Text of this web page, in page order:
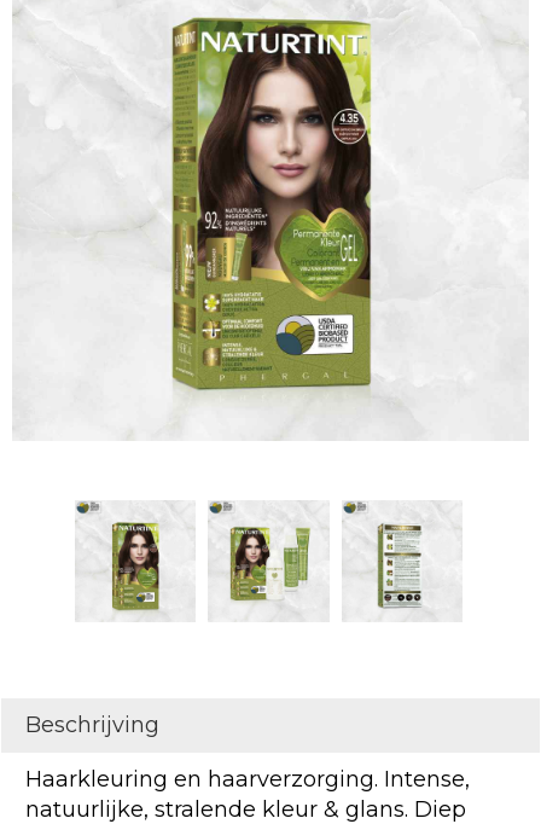
Beschrijving
Haarkleuring en haarverzorging. Intense,
natuurlijke, stralende kleur & glans. Diep